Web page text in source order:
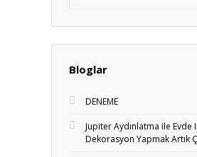
Bloglar
DENEME
Jupiter Aydınlatma ile Evde
Dekorasyon Yapmak Artık